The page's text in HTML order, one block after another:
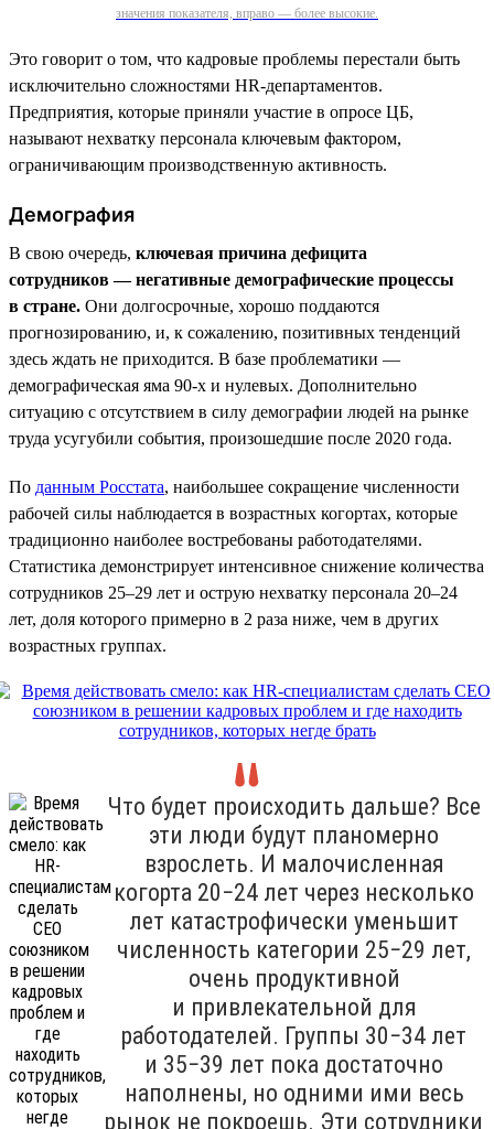
значения показателя, вправо — более высокие.
Это говорит о том, что кадровые проблемы перестали быть
исключительно сложностями HR-департаментов.
Предприятия, которые приняли участие в опросе ЦБ,
называют нехватку персонала ключевым фактором,
ограничивающим производственную активность.
Демография
В свою очередь, ключевая причина дефицита
сотрудников — негативные демографические процессы
в стране. Они долгосрочные, хорошо поддаются
прогнозированию, и, к сожалению, позитивных тенденций
здесь ждать не приходится. В базе проблематики —
демографическая яма 90-х и нулевых. Дополнительно
ситуацию с отсутствием в силу демографии людей на рынке
труда усугубили события, произошедшие после 2020 года.
По данным Росстата, наибольшее сокращение численности
рабочей силы наблюдается в возрастных когортах, которые
традиционно наиболее востребованы работодателями.
Статистика демонстрирует интенсивное снижение количества
сотрудников 25–29 лет и острую нехватку персонала 20–24
лет, доля которого примерно в 2 раза ниже, чем в других
возрастных группах.
Что будет происходить дальше? Все
эти люди будут планомерно
взрослеть. И малочисленная
когорта 20−24 лет через несколько
лет катастрофически уменьшит
численность категории 25−29 лет,
очень продуктивной
и привлекательной для
работодателей. Группы 30−34 лет
и 35−39 лет пока достаточно
наполнены, но одними ими весь
рынок не покроешь. Эти сотрудники